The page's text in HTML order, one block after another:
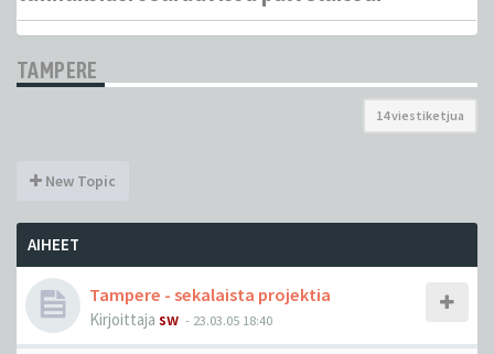
TAMPERE
14 viestiketjua
New Topic
AIHEET
Tampere - sekalaista projektia
Kirjoittaja sw - 23.03.05 18:40